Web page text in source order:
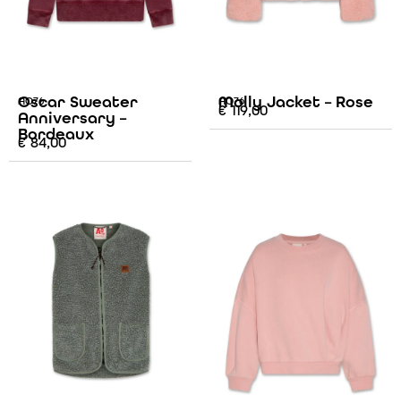
AO76
Oscar Sweater
Anniversary –
Bordeaux
€84,00
AO76
Molly Jacket – Rose
€119,00